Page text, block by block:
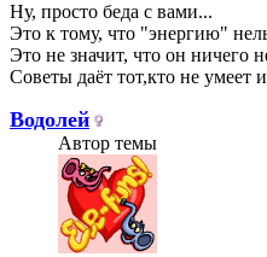
Ну, просто беда с вами...
Это к тому, что "энергию"
Это не значит, что он ничего
Советы даёт тот,кто не умеет
Водолей
Автор темы